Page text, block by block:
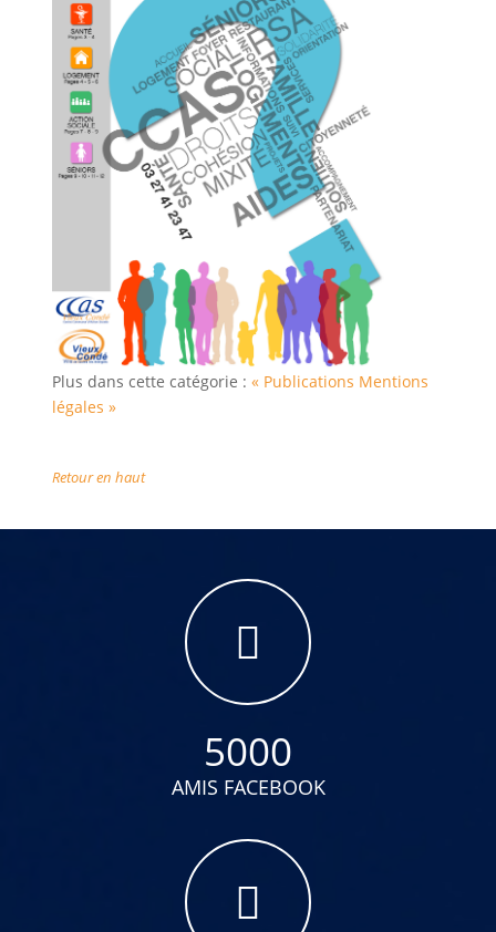
Plus dans cette catégorie : « Publications Mentions
légales »
Retour en haut
5000
AMIS FACEBOOK